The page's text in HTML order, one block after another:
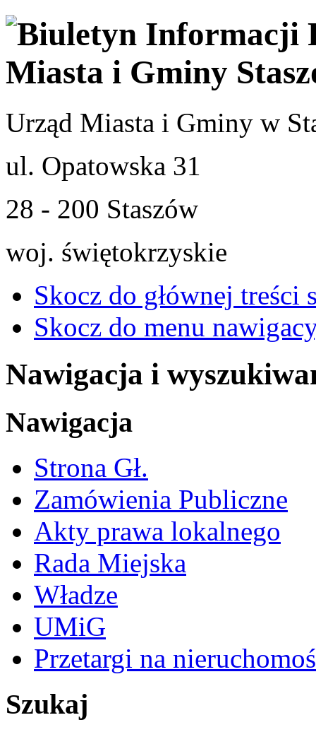
Urząd Miasta i Gminy w
ul. Opatowska 31
28 - 200 Staszów
woj. świętokrzyskie
Skocz do głównej treści
Skocz do menu
Nawigacja i
Nawigacja
Strona Gł.
Zamówienia Publiczne
Akty prawa lokalnego
Rada Miejska
Władze
UMiG
Przetargi na
Szukaj